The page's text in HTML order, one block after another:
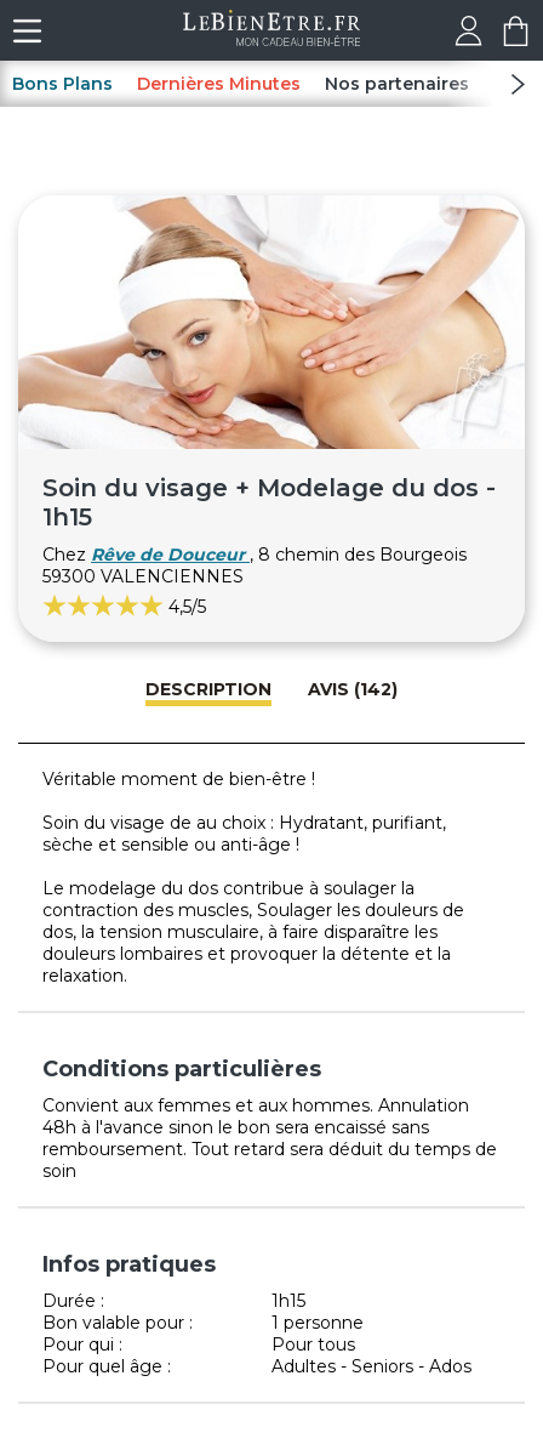
Bons Plans Dernières Minutes Nos partenaires Spas
Soin du visage + Modelage du dos -
1h15
Chez Rêve de Douceur , 8 chemin des Bourgeois
59300 VALENCIENNES
4,5/5
DESCRIPTION AVIS (142)
Véritable moment de bien-être !
Soin du visage de au choix : Hydratant, purifiant,
sèche et sensible ou anti-âge !
Le modelage du dos contribue à soulager la
contraction des muscles, Soulager les douleurs de
dos, la tension musculaire, à faire disparaître les
douleurs lombaires et provoquer la détente et la
relaxation.
Conditions particulières
Convient aux femmes et aux hommes. Annulation
48h à l'avance sinon le bon sera encaissé sans
remboursement. Tout retard sera déduit du temps de
soin
Infos pratiques
Durée :
1h15
Bon valable pour :
1 personne
Pour qui :
Pour tous
Pour quel âge :
Adultes - Seniors - Ados